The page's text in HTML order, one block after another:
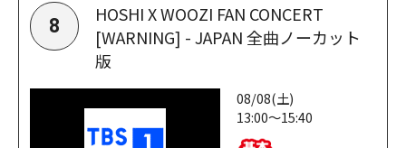
8
HOSHI X WOOZI FAN CONCERT
[WARNING] - JAPAN 全曲ノーカット
版
08/08(土)
13:00～15:40